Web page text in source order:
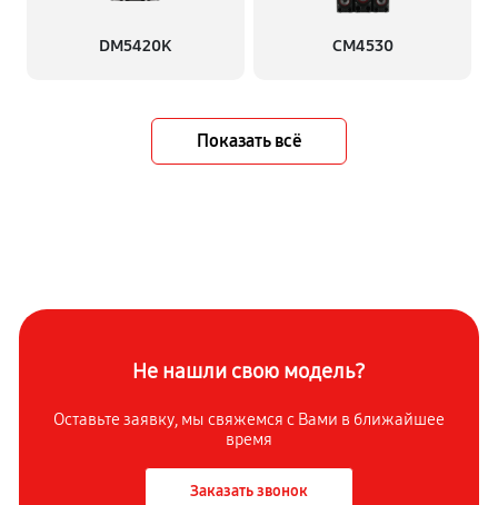
DM5420K CM4530
Показать всё
Не нашли свою модель?
Оставьте заявку, мы свяжемся с Вами в ближайшее
время
Заказать звонок